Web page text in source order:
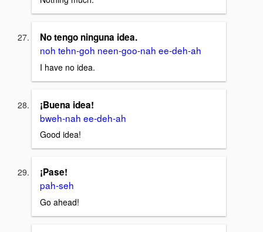
No tengo ninguna idea.
noh tehn-goh neen-goo-nah ee-deh-ah
I have no idea.
¡Buena idea!
bweh-nah ee-deh-ah
Good idea!
¡Pase!
pah-seh
Go ahead!